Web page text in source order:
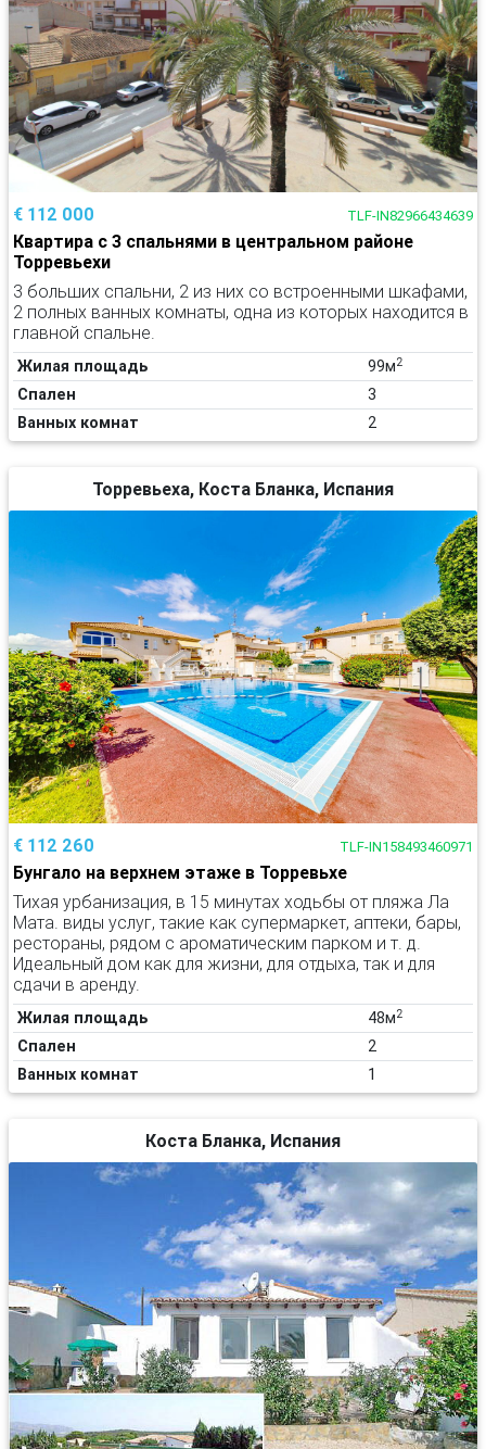
€ 112 000 TLF-IN82966434639
Квартира с 3 спальнями в центральном районе
Торревьехи
3 больших спальни, 2 из них со встроенными шкафами,
2 полных ванных комнаты, одна из которых находится в
главной спальне.
Жилая площадь 99м2
Спален
3
Ванных комнат
2
Торревьеха, Коста Бланка, Испания
€ 112 260 TLF-IN158493460971
Бунгало на верхнем этаже в Торревьхе
Тихая урбанизация, в 15 минутах ходьбы от пляжа Ла
Мата. виды услуг, такие как супермаркет, аптеки, бары,
рестораны, рядом с ароматическим парком и т. д.
Идеальный дом как для жизни, для отдыха, так и для
сдачи в аренду.
Жилая площадь 48м2
Спален
2
Ванных комнат
1
Коста Бланка, Испания